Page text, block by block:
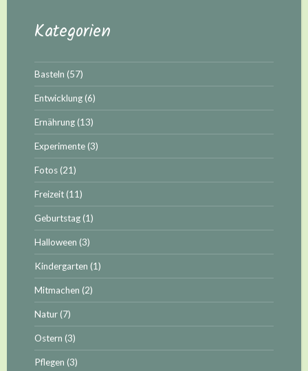
Kategorien
Basteln (57)
Entwicklung(6)
Ernährung(13)
Experimente(3)
Fotos(21)
Freizeit(11)
Geburtstag(1)
Halloween (3)
Kindergarten (1)
Mitmachen (2)
Natur(7)
Ostern (3)
Pflegen (3)